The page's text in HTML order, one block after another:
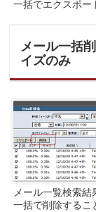
一括でエクスポー
メール一括
イズのみ
メール一覧検索
一括で削除するこ